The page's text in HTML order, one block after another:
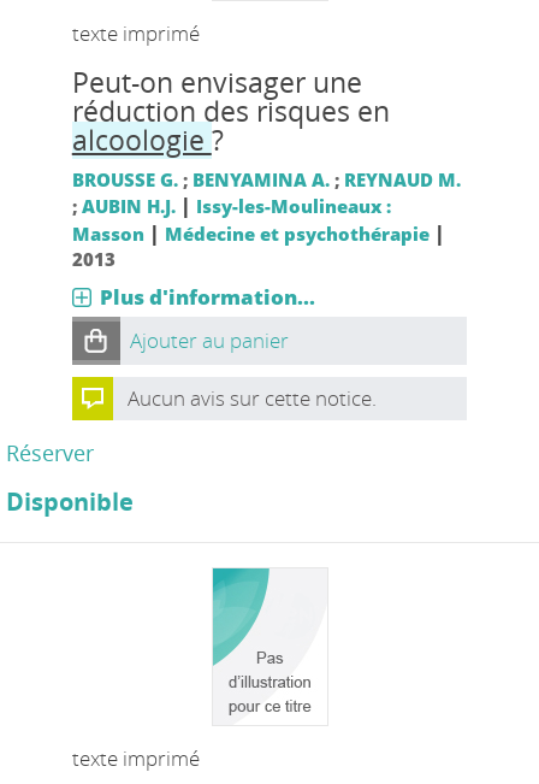
texte imprimé
Peut-on envisager une
réduction des risques en
alcoologie ?
BROUSSE G.; BENYAMINA A.; REYNAUD M.
; AUBIN H.J. | Issy-les-Moulineaux :
Masson | Médecine et psychothérapie|
2013
Plus d'information...
Ajouter au panier
Aucun avis sur cette notice.
Réserver
Disponible
texte imprimé